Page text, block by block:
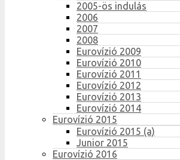
2005-ös indulás
2006
2007
2008
Eurovízió 2009
Eurovízió 2010
Eurovízió 2011
Eurovízió 2012
Eurovízió 2013
Eurovízió 2014
Eurovízió 2015
Eurovízió 2015 (a)
Junior 2015
Eurovízió 2016